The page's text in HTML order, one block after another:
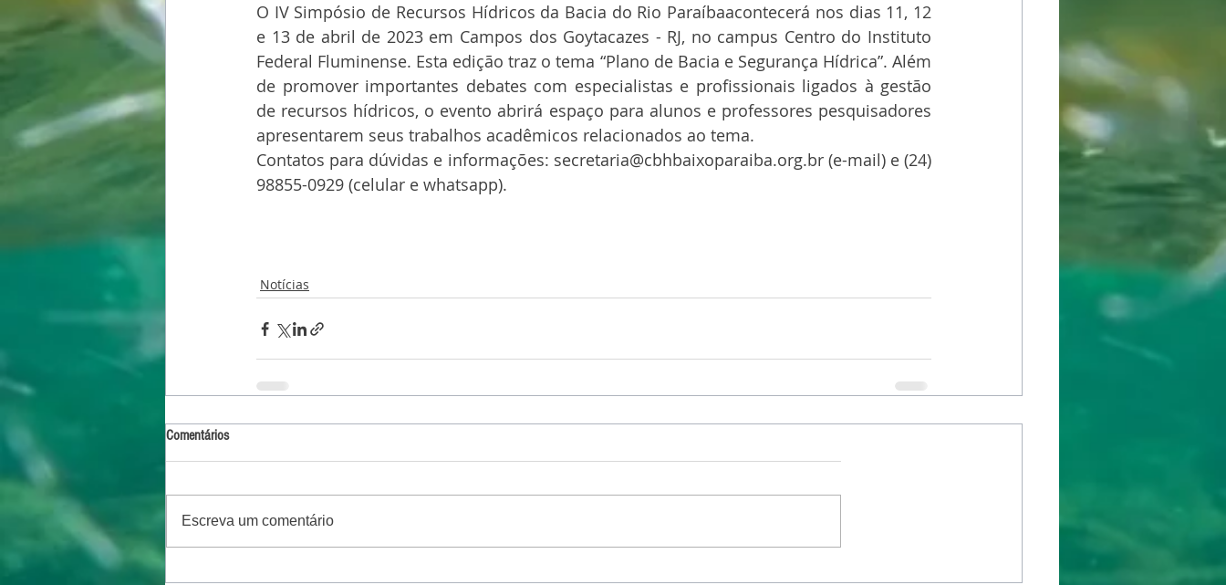
O IV Simpósio de Recursos Hídricos da Bacia do Rio Paraíbaacontecerá nos dias 11, 12
e 13 de abril de 2023 em Campos dos Goytacazes - RJ, no campus Centro do Instituto
Federal Fluminense. Esta edição traz o tema “Plano de Bacia e Segurança Hídrica”. Além
de promover importantes debates com especialistas e profissionais ligados à gestão
de recursos hídricos, o evento abrirá espaço para alunos e professores pesquisadores
apresentarem seus trabalhos acadêmicos relacionados ao tema.
Contatos para dúvidas e informações: secretaria@cbhbaixoparaiba.org.br (e-mail) e (24)
98855-0929 (celular e whatsapp).
Notícias
Comentários
Escreva um comentário